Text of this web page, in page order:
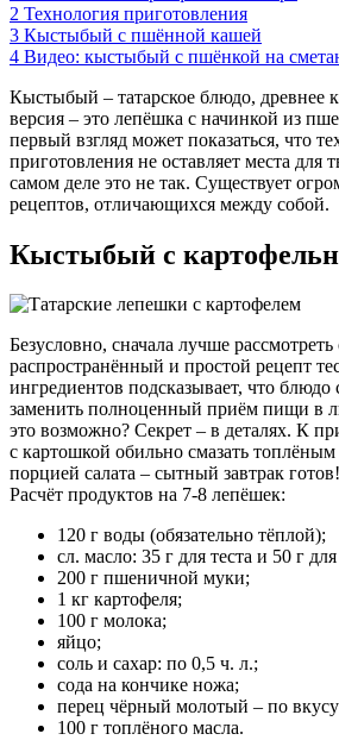
2 Технология приготовления
3 Кыстыбый с пшённой кашей
4 Видео: кыстыбый с пшёнкой на
Кыстыбый – татарское блюдо, древнее
версия – это лепёшка с начинкой из
первый взгляд может показаться, что
приготовления не оставляет места для
самом деле это не так. Существует
рецептов, отличающихся между собой.
Кыстыбый с
Безусловно, сначала лучше
распространённый и простой рецепт
ингредиентов подсказывает, что блюдо
заменить полноценный приём пищи в
это возможно? Секрет – в деталях. К
с картошкой обильно смазать
порцией салата – сытный завтрак
Расчёт продуктов на 7-8 лепёшек:
120 г воды (обязательно тёплой);
сл. масло: 35 г для теста и 50 г
200 г пшеничной муки;
1 кг картофеля;
100 г молока;
яйцо;
соль и сахар: по 0,5 ч. л.;
сода на кончике ножа;
перец чёрный молотый – по
100 г топлёного масла.